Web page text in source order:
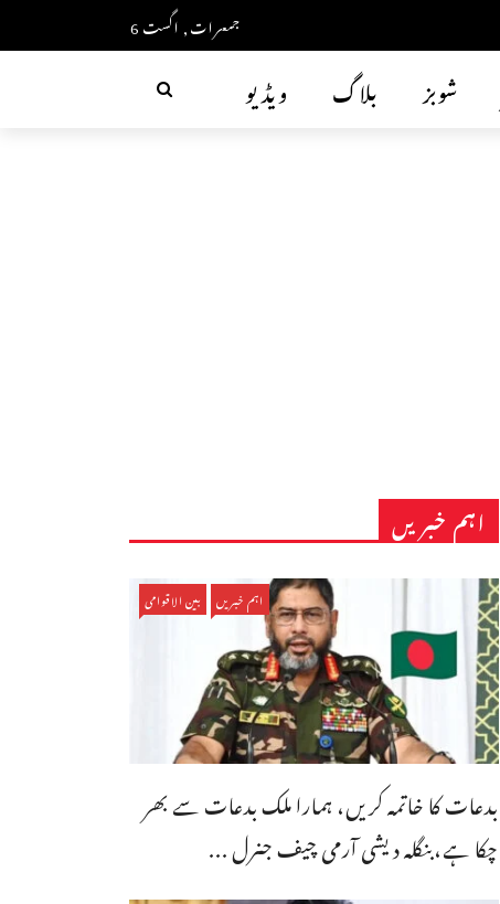
جمعرات, اگست 6
ویڈیو بلاگ شوبز
اہم خبریں
اہم خبریں بین الاقوامی
بدعات کا خاتمہ کریں، ہمارا ملک بدعات سے بھر
چکا ہے،بنگله دیشی آرمی چیف جنرل ...